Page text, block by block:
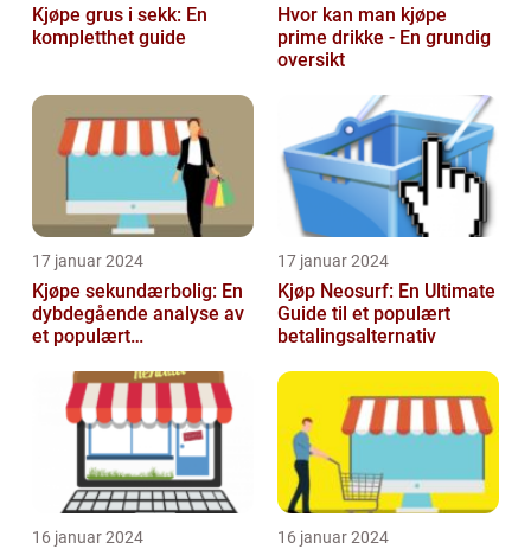
Kjøpe grus i sekk: En
kompletthet guide
Hvor kan man kjøpe
prime drikke - En grundig
oversikt
17 januar 2024
Kjøpe sekundærbolig: En
dybdegående analyse av
et populært
17 januar 2024
Kjøp Neosurf: En Ultimate
Guide til et populært
betalingsalternativ
16 januar 2024 16 januar 2024